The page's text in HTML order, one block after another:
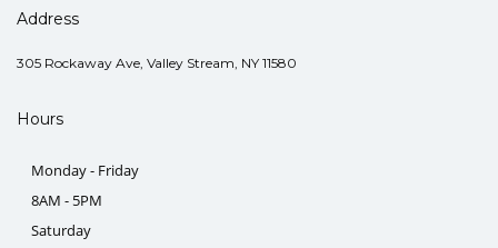
Address
305 Rockaway Ave, Valley Stream, NY 11580
Hours
Monday - Friday
8AM - 5PM
Saturday